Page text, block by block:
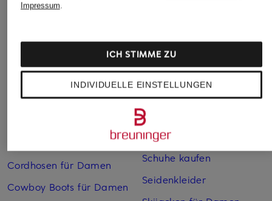
Bikinis Damen
Braune Stiefel für Damen
Cabanjacken für Damen
Chelsea Boots für Herren
Cordhosen für Damen
Cowboy Boots für Damen
Parkas für Herren
Pullover für Damen
Rollkragenpullover für
Herren
Sandalen für Damen
Schuhe kaufen
Seidenkleider
Impressum.
INDIVIDUELLE EINSTELLUNGEN
ICH STIMME ZU